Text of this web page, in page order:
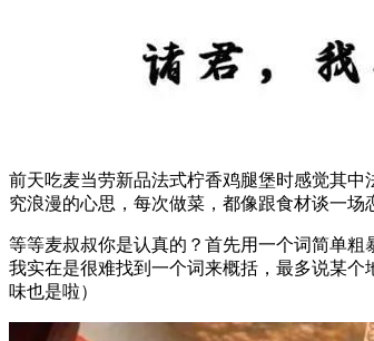
前天吃麦当劳新品法式柠香鸡腿堡时感觉其
究浪漫的心思，每次做菜，都像跟食材谈一场
等等麦叔叔你是认真的？首先用一个词简单
我实在是很难找到一个词来概括，最多说某
味也是啦）